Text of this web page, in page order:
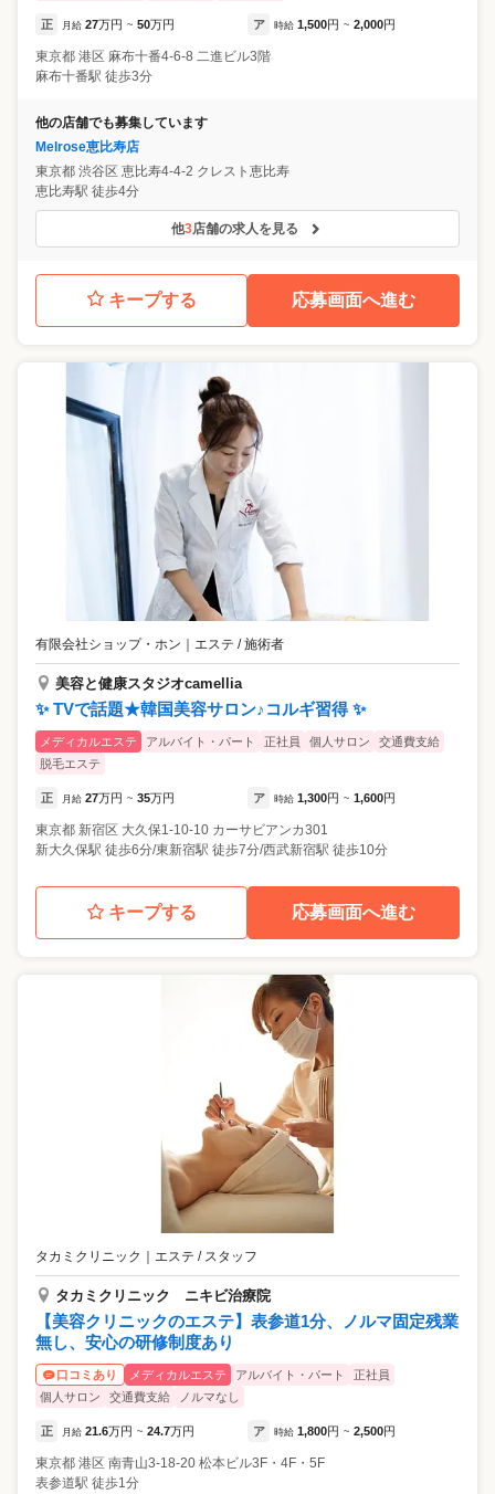
正 月給 27万円 ~ 50万円 ア 時給 1,500円 ~ 2,000円
東京都 港区 麻布十番4-6-8 二進ビル3階
麻布十番駅 徒歩3分
他の店舗でも募集しています
Melrose恵比寿店
東京都 渋谷区 恵比寿4-4-2 クレスト恵比寿
恵比寿駅 徒歩4分
他3店舗の求人を見る
キープする 応募画面へ進む
有限会社ショップ・ホン エステ / 施術者
美容と健康スタジオcamellia
✨ TVで話題★韓国美容サロン♪コルギ習得 ✨
メディカルエステ アルバイト・パート 正社員 個人サロン
交通費支給
脱毛エステ
正 月給 27万円 ~ 35万円 ア 時給 1,300円 ~ 1,600円
東京都 新宿区 大久保1-10-10 カーサビアンカ301
新大久保駅 徒歩6分/東新宿駅 徒歩7分/西武新宿駅 徒歩10分
キープする 応募画面へ進む
タカミクリニック エステ / スタッフ
タカミクリニック ニキビ治療院
【美容クリニックのエステ】表参道1分、ノルマ固定残業
無し、安心の研修制度あり
口コミあり メディカルエステ アルバイト・パート
正社員
個人サロン
交通費支給 ノルマなし
正 月給 21.6万円 ~ 24.7万円 ア 時給 1,800円 ~ 2,500円
東京都 港区 南青山3-18-20 松本ビル3F・4F・5F
表参道駅 徒歩1分